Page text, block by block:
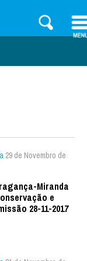
29 de Novembro de
Miranda
e
28-11-2017